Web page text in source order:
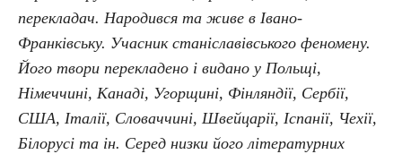
перекладач. Народився та живе в Івано-
Франківську. Учасник станіславівського феномену.
Його твори перекладено і видано у Польщі,
Німеччині, Канаді, Угорщині, Фінляндії, Сербії,
США, Італії, Словаччині, Швейцарії, Іспанії, Чехії,
Білорусі та ін. Серед низки його літературних